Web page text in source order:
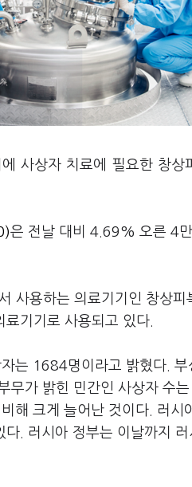
사상자 치료에 필요한 창상
은 전날 대비 4.69% 오른 4
사용하는 의료기기인 창상피
기기로 사용되고 있다.
는 1684명이라고 밝혔다. 부
무가 밝힌 민간인 사상자 수
해 크게 늘어난 것이다. 러시
. 러시아 정부는 이날까지